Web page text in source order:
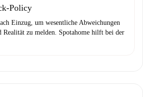
Policy
Einzug, um wesentliche Abweichungen
Realität zu melden. Spotahome hilft bei der